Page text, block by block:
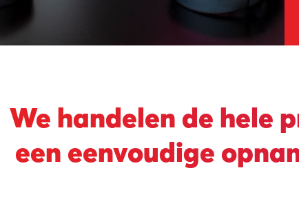
We handelen de hele
een eenvoudige